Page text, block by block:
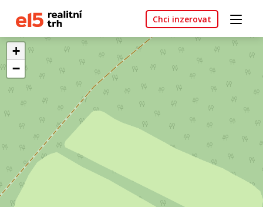
Chci inzerovat
+
−